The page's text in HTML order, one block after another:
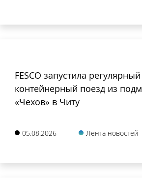
FESCO запустила регулярный
контейнерный поезд из
«Чехов» в Читу
05.08.2026 Лента новостей